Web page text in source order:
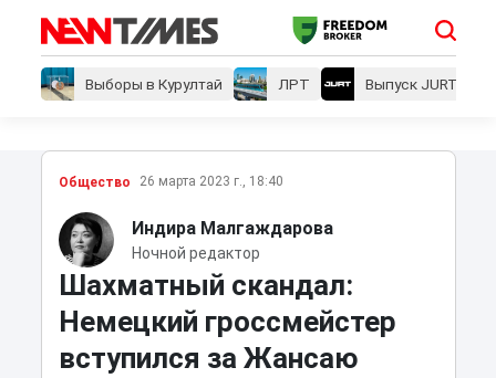
Выборы в Курултай ЛРТ Выпуск JURT
Общество 26 марта 2023 г., 18:40
Индира Малгаждарова
Ночной редактор
Шахматный скандал:
Немецкий гроссмейстер
вступился за Жансаю